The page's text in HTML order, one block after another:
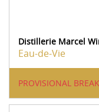
Distillerie Marcel
Eau-de-Vie
PROVISIONAL